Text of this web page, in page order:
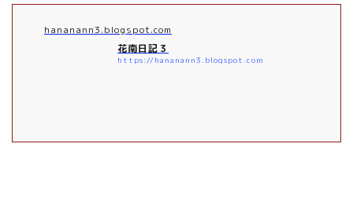
hananann3.blogspot.com
花南日記３
https://hananann3.blogspot.com